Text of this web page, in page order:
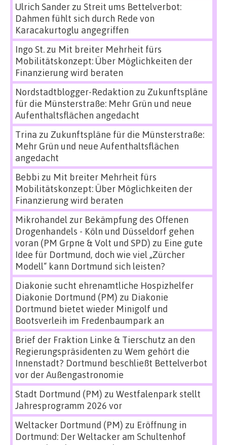
Ulrich Sanderzu Streit ums Bettelverbot:
Dahmen fühlt sich durch Rede von
Karacakurtoglu angegriffen
Ingo St.zu Mit breiter Mehrheit fürs
Mobilitätskonzept: Über Möglichkeiten der
Finanzierung wird beraten
Nordstadtblogger-Redaktion zu Zukunftspläne
für die Münsterstraße: Mehr Grün und neue
Aufenthaltsflächen angedacht
Trina zu Zukunftspläne für die Münsterstraße:
Mehr Grün und neue Aufenthaltsflächen
angedacht
Bebbi zu Mit breiter Mehrheit fürs
Mobilitätskonzept: Über Möglichkeiten der
Finanzierung wird beraten
Mikrohandel zur Bekämpfung des Offenen
Drogenhandels - Köln und Düsseldorf gehen
voran (PM Grpne & Volt und SPD) zu Eine gute
Idee für Dortmund, doch wie viel „Zürcher
Modell“ kann Dortmund sich leisten?
Diakonie sucht ehrenamtliche Hospizhelfer
Diakonie Dortmund (PM) zu Diakonie
Dortmund bietet wieder Minigolf und
Bootsverleih im Fredenbaumpark an
Brief der Fraktion Linke & Tierschutz an den
Regierungspräsidenten zu Wem gehört die
Innenstadt? Dortmund beschließt Bettelverbot
vor der Außengastronomie
Stadt Dortmund (PM) zu Westfalenpark stellt
Jahresprogramm 2026 vor
Weltacker Dortmund (PM) zu Eröffnung in
Dortmund: Der Weltacker am Schultenhof